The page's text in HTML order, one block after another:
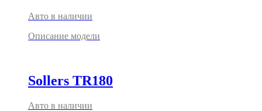
Авто в наличии
Описание модели
Sollers TR180
Авто в наличии